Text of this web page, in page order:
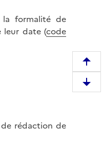
la formalité de
leur date (code
de rédaction de
e
m
D